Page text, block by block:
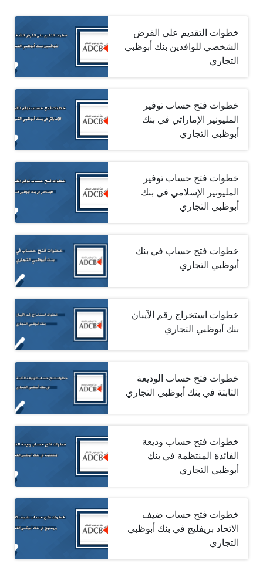
خطوات التقديم على القرض
الشخصي للوافدين بنك أبوظبي
التجاري
خطوات فتح حساب توفير
المليونير الإماراتي في بنك
أبوظبي التجاري
خطوات فتح حساب توفير
المليونير الإسلامي في بنك
أبوظبي التجاري
خطوات فتح حساب في بنك
أبوظبي التجاري
خطوات استخراج رقم الآيبان
بنك أبوظبي التجاري
خطوات فتح حساب الوديعة
الثابتة في بنك أبوظبي التجاري
خطوات فتح حساب وديعة
الفائدة المنتظمة في بنك
أبوظبي التجاري
خطوات فتح حساب ضيف
الاتحاد بريفليج في بنك أبوظبي
التجاري